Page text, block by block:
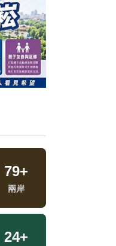
79+
兩岸
24+